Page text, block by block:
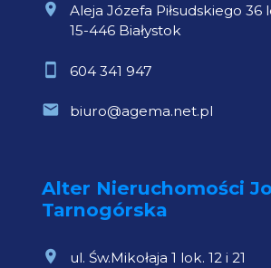
Aleja Józefa Piłsudskiego 36
15-446 Białystok
604 341 947
biuro@agema.net.pl
Alter Nieruchomości
Tarnogórska
ul. Św.Mikołaja 1 lok. 12 i 21